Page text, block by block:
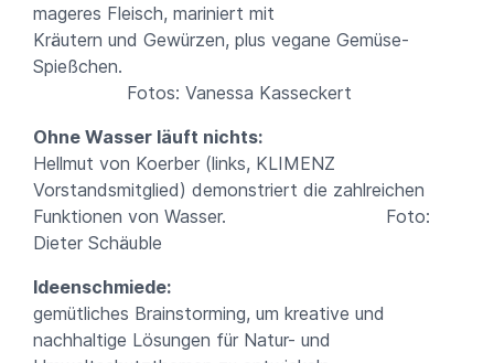
mageres Fleisch, mariniert mit
Kräutern und Gewürzen, plus vegane Gemüse-
Spießchen.
Fotos: Vanessa Kasseckert
Ohne Wasser läuft nichts:
Hellmut von Koerber (links, KLIMENZ
Vorstandsmitglied) demonstriert die zahlreichen
Funktionen von Wasser. Foto:
Dieter Schäuble
Ideenschmiede:
gemütliches Brainstorming, um kreative und
nachhaltige Lösungen für Natur- und